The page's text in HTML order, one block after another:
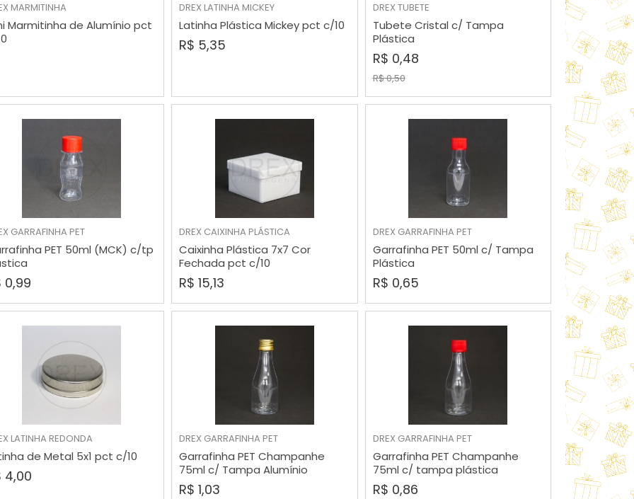
MARMITINHA
Marmitinha de Alumínio pct
VER MAIS
DREX LATINHA MICKEY
Latinha Plástica Mickey pct c/10
R$ 5,35
COMPRAR
DREXTUBETE
Tubete Cristal c/ Tampa
Plástica
R$ 0,48
R$ 0,50
COMPRAR
GARRAFINHA PET
PET 50ml (MCK) c/tp
0,99
COMPRAR DREX CAIXINHA PLÁSTICA
Caixinha Plástica 7x7 Cor
Fechada pct c/10
R$ 15,13
COMPRAR DREX GARRAFINHA PET
Garrafinha PET 50ml c/ Tampa
Plástica
R$ 0,65
COMPRAR
LATINHA REDONDA
de Metal 5x1 pct c/10
4,00
COMPRAR DREX GARRAFINHA PET
Garrafinha PET Champanhe
75ml c/ Tampa Alumínio
R$ 1,03
COMPRAR DREX GARRAFINHA PET
Garrafinha PET Champanhe
75ml c/ tampa plástica
R$ 0,86
COMPRAR